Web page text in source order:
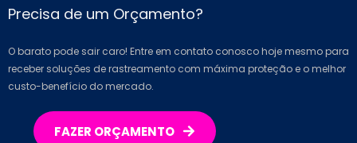
Precisa de um Orçamento?
O barato pode sair caro! Entre em contato conosco hoje mesmo para
receber soluções de rastreamento com máxima proteção e o melhor
custo-benefício do mercado.
FAZER ORÇAMENTO